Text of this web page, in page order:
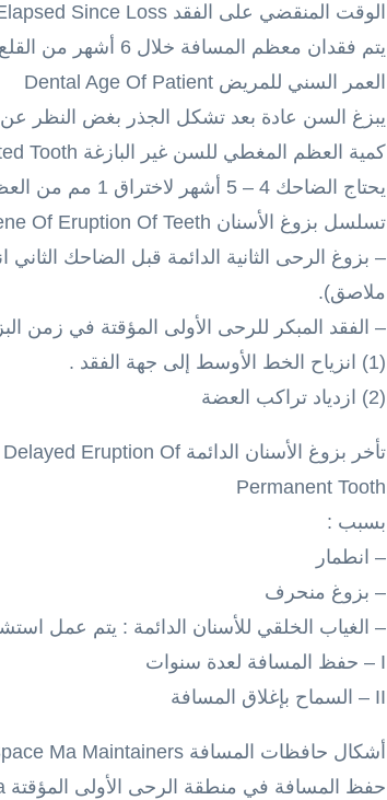
الوقت المنقضي على الفقد Time Elapsed Since Loss
يتم فقدان معظم المسافة خلال 6 أشهر من القلع صنع الحافظة قبل القلع وتطبيقها بعد القلع مباشرة.
العمر السني للمريض Dental Age Of Patient
يبزغ السن عادة بعد تشكل الجذر بغض النظر
كمية العظم المغطي للسن غير البازغة Amount Of Bone Covering The Unerupted Tooth
يحتاج الضاحك 4 – 5 أشهر لاختراق 1 مم من العظم المغطي .
تسلسل بزوغ الأسنان Sequene Of Eruption Of Teeth
– بزوغ الرحى الثانية الدائمة قبل الضاحك
ملاصق).
– الفقد المبكر للرحى الأولى المؤقتة في زمن
(1) انزياح الخط الأوسط إلى جهة الفقد .
(2) ازدياد تراكب العضة
تأخر بزوغ الأسنان الدائمة Delayed Eruption Of
Permanent Tooth
بسبب :
– انطمار
– بزوغ منحرف
– الغياب الخلقي للأسنان الدائمة : يتم عمل
I – حفظ المسافة لعدة سنوات
II – السماح بإغلاق المسافة
أشكال حافظات المسافة Types Of Space Ma Maintainers
حفظ المسافة في منطقة الرحى الأولى المؤقتة Space Maintenace for the First Primary Molar Area